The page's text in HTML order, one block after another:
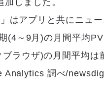
加しました。
はアプリと共にニュ
(4～9月)の月間平均
ラウザ)の月間平均は
Analytics 調べ/